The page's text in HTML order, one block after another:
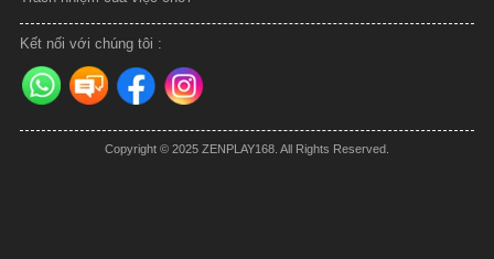
Kết nối với chúng tôi :
Copyright © 2025 ZENPLAY168. All Rights Reserved.